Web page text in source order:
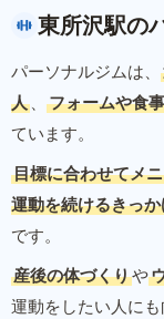
東所沢駅の
パーソナルジムは、
人 、 フォームや食
ています。
目標に合わせてメ
運動を続けるきっ
です。
産後の体づくりや
運動をしたい人にも